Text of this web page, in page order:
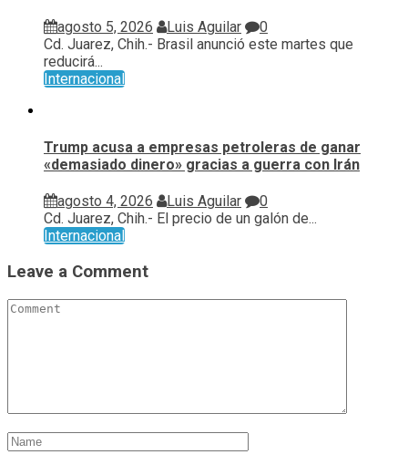
agosto 5, 2026 Luis Aguilar
0
Cd. Juarez, Chih.- Brasil anunció este martes que
reducirá...
Internacional
Trump acusa a empresas petroleras de ganar
«demasiado dinero» gracias a guerra con Irán
agosto 4, 2026 Luis Aguilar
0
Cd. Juarez, Chih.- El precio de un galón de...
Internacional
Leave a Comment